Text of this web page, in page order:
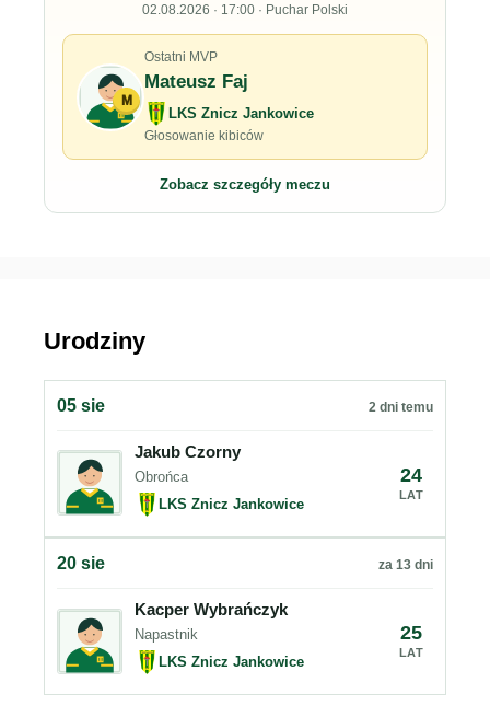
02.08.2026 · 17:00 · Puchar Polski
M
Ostatni MVP
Mateusz Faj
LKS Znicz Jankowice
Głosowanie kibiców
Zobacz szczegóły meczu
Urodziny
05 sie 2 dni temu
Jakub Czorny
Obrońca
LKS Znicz Jankowice
24
LAT
20 sie za 13 dni
Kacper Wybrańczyk
Napastnik
LKS Znicz Jankowice
25
LAT